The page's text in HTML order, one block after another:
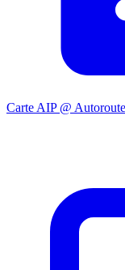
Carte AIP @